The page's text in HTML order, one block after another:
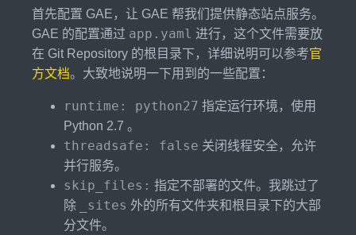
首先配置 GAE，让 GAE 帮我们提供静态站点服务。
GAE 的配置通过 app.yaml 进行，这个文件需要放
在 Git Repository 的根目录下，详细说明可以参考官
方文档。大致地说明一下用到的一些配置：
runtime: python27 指定运行环境，使用
Python 2.7 。
threadsafe: false 关闭线程安全，允许
并行服务。
skip_files: 指定不部署的文件。我跳过了
除
_sites 外的所有文件夹和根目录下的大部
分文件。